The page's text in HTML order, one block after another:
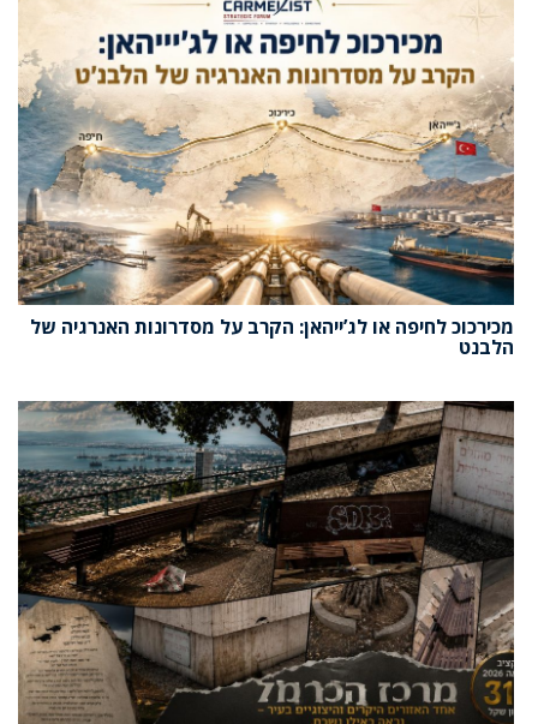
מכירכוכ לחיפה או לג’ייהאן: הקרב על מסדרונות האנרגיה של
הלבנט